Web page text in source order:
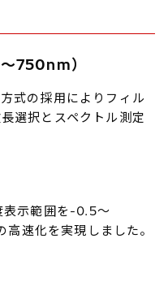
750nm）
式の採用によりフィル
選択とスペクトル測定
表示範囲を-0.5～
速化を実現しました。